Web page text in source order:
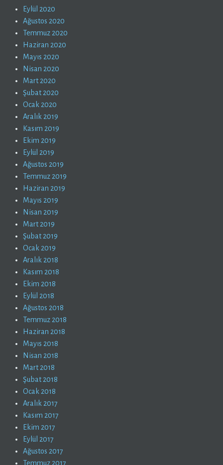
Eylül 2020
Ağustos 2020
Temmuz 2020
Haziran 2020
Mayıs 2020
Nisan 2020
Mart 2020
Şubat 2020
Ocak 2020
Aralık 2019
Kasım 2019
Ekim 2019
Eylül 2019
Ağustos 2019
Temmuz 2019
Haziran 2019
Mayıs 2019
Nisan 2019
Mart 2019
Şubat 2019
Ocak 2019
Aralık 2018
Kasım 2018
Ekim 2018
Eylül 2018
Ağustos 2018
Temmuz 2018
Haziran 2018
Mayıs 2018
Nisan 2018
Mart 2018
Şubat 2018
Ocak 2018
Aralık 2017
Kasım 2017
Ekim 2017
Eylül 2017
Ağustos 2017
Temmuz 2017